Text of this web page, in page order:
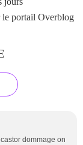
le portail Overblog
dommage on